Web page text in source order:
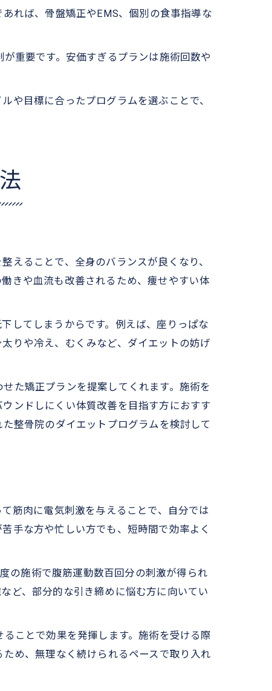
れば、骨盤矯正やEMS、個別の食事指導な
重要です。安価すぎるプランは施術回数や
や目標に合ったプログラムを選ぶことで、
えることで、全身のバランスが良くなり、
きや血流も改善されるため、痩せやすい体
してしまうからです。例えば、座りっぱな
りや冷え、むくみなど、ダイエットの妨げ
た矯正プランを提案してくれます。施術を
ンドしにくい体質改善を目指す方におすす
整骨院のダイエットプログラムを検討して
筋肉に電気刺激を与えることで、自分では
手な方や忙しい方でも、短時間で効率よく
の施術で腹筋運動数百回分の刺激が得られ
ど、部分的な引き締めに悩む方に向いてい
ことで効果を発揮します。施術を受ける際
め、無理なく続けられるペースで取り入れ